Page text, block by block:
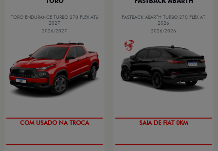
TORO ENDURANCE TURBO 270 FLEX AT6
2027
2026/2027
COM USADO NA TROCA
FASTBACK ABARTH TURBO 270 FLEX AT
2026
2026/2026
SAIA DE FIAT 0KM